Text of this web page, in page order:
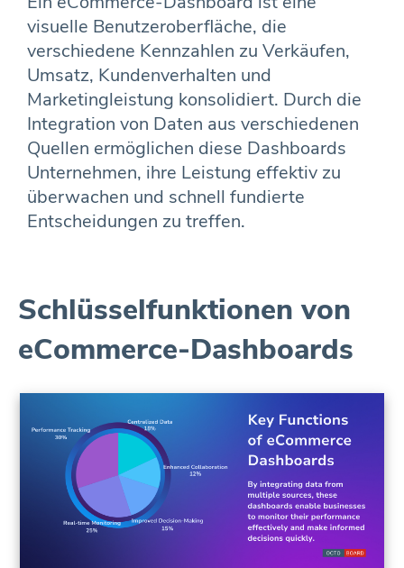
visuelle Benutzeroberfläche, die
verschiedene Kennzahlen zu Verkäufen,
Umsatz, Kundenverhalten und
Marketingleistung konsolidiert. Durch die
Integration von Daten aus verschiedenen
Quellen ermöglichen diese Dashboards
Unternehmen, ihre Leistung effektiv zu
überwachen und schnell fundierte
Entscheidungen zu treffen.
Schlüsselfunktionen von
eCommerce-Dashboards